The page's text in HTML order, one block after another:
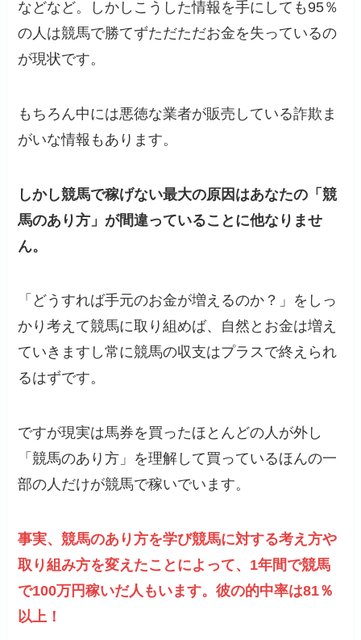
などなど。しかしこうした情報を手にしても95％
の人は競馬で勝てずただただお金を失っているの
が現状です。
もちろん中には悪徳な業者が販売している詐欺ま
がいな情報もあります。
しかし競馬で稼げない最大の原因はあなたの「競
馬のあり方」が間違っていることに他なりませ
ん。
「どうすれば手元のお金が増えるのか？」をしっ
かり考えて競馬に取り組めば、自然とお金は増え
ていきますし常に競馬の収支はプラスで終えられ
るはずです。
ですが現実は馬券を買ったほとんどの人が外し
「競馬のあり方」を理解して買っているほんの一
部の人だけが競馬で稼いでいます。
事実、競馬のあり方を学び競馬に対する考え方や
取り組み方を変えたことによって、1年間で競馬
で100万円稼いだ人もいます。彼の的中率は81％
以上！